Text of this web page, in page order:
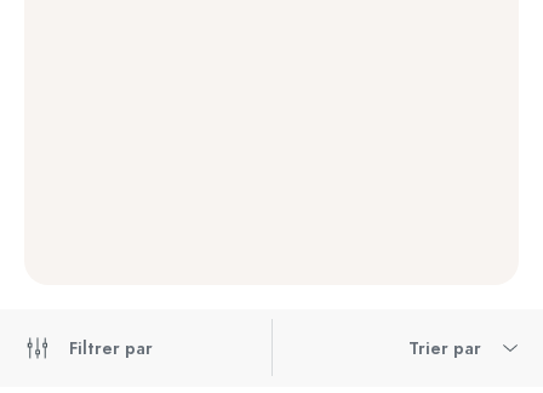
Filtrer par Trier par